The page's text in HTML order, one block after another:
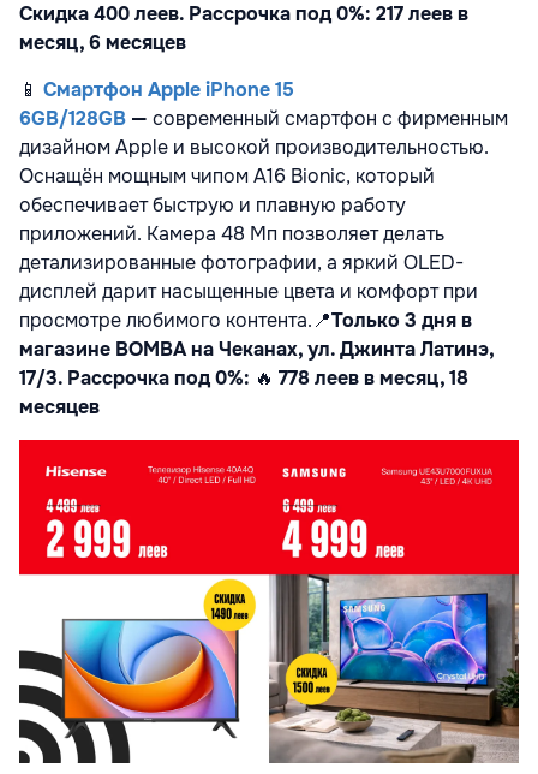
Скидка 400 леев. Рассрочка под 0%: 217 леев в
месяц, 6 месяцев
📱 Смартфон Apple iPhone 15
6GB/128GB — современный смартфон с фирменным
дизайном Apple и высокой производительностью.
Оснащён мощным чипом A16 Bionic, который
обеспечивает быструю и плавную работу
приложений. Камера 48 Мп позволяет делать
детализированные фотографии, а яркий OLED-
дисплей дарит насыщенные цвета и комфорт при
просмотре любимого контента.📍Только 3 дня в
магазине BOMBA на Чеканах, ул. Джинта Латинэ,
17/3. Рассрочка под 0%: 🔥 778 леев в месяц, 18
месяцев